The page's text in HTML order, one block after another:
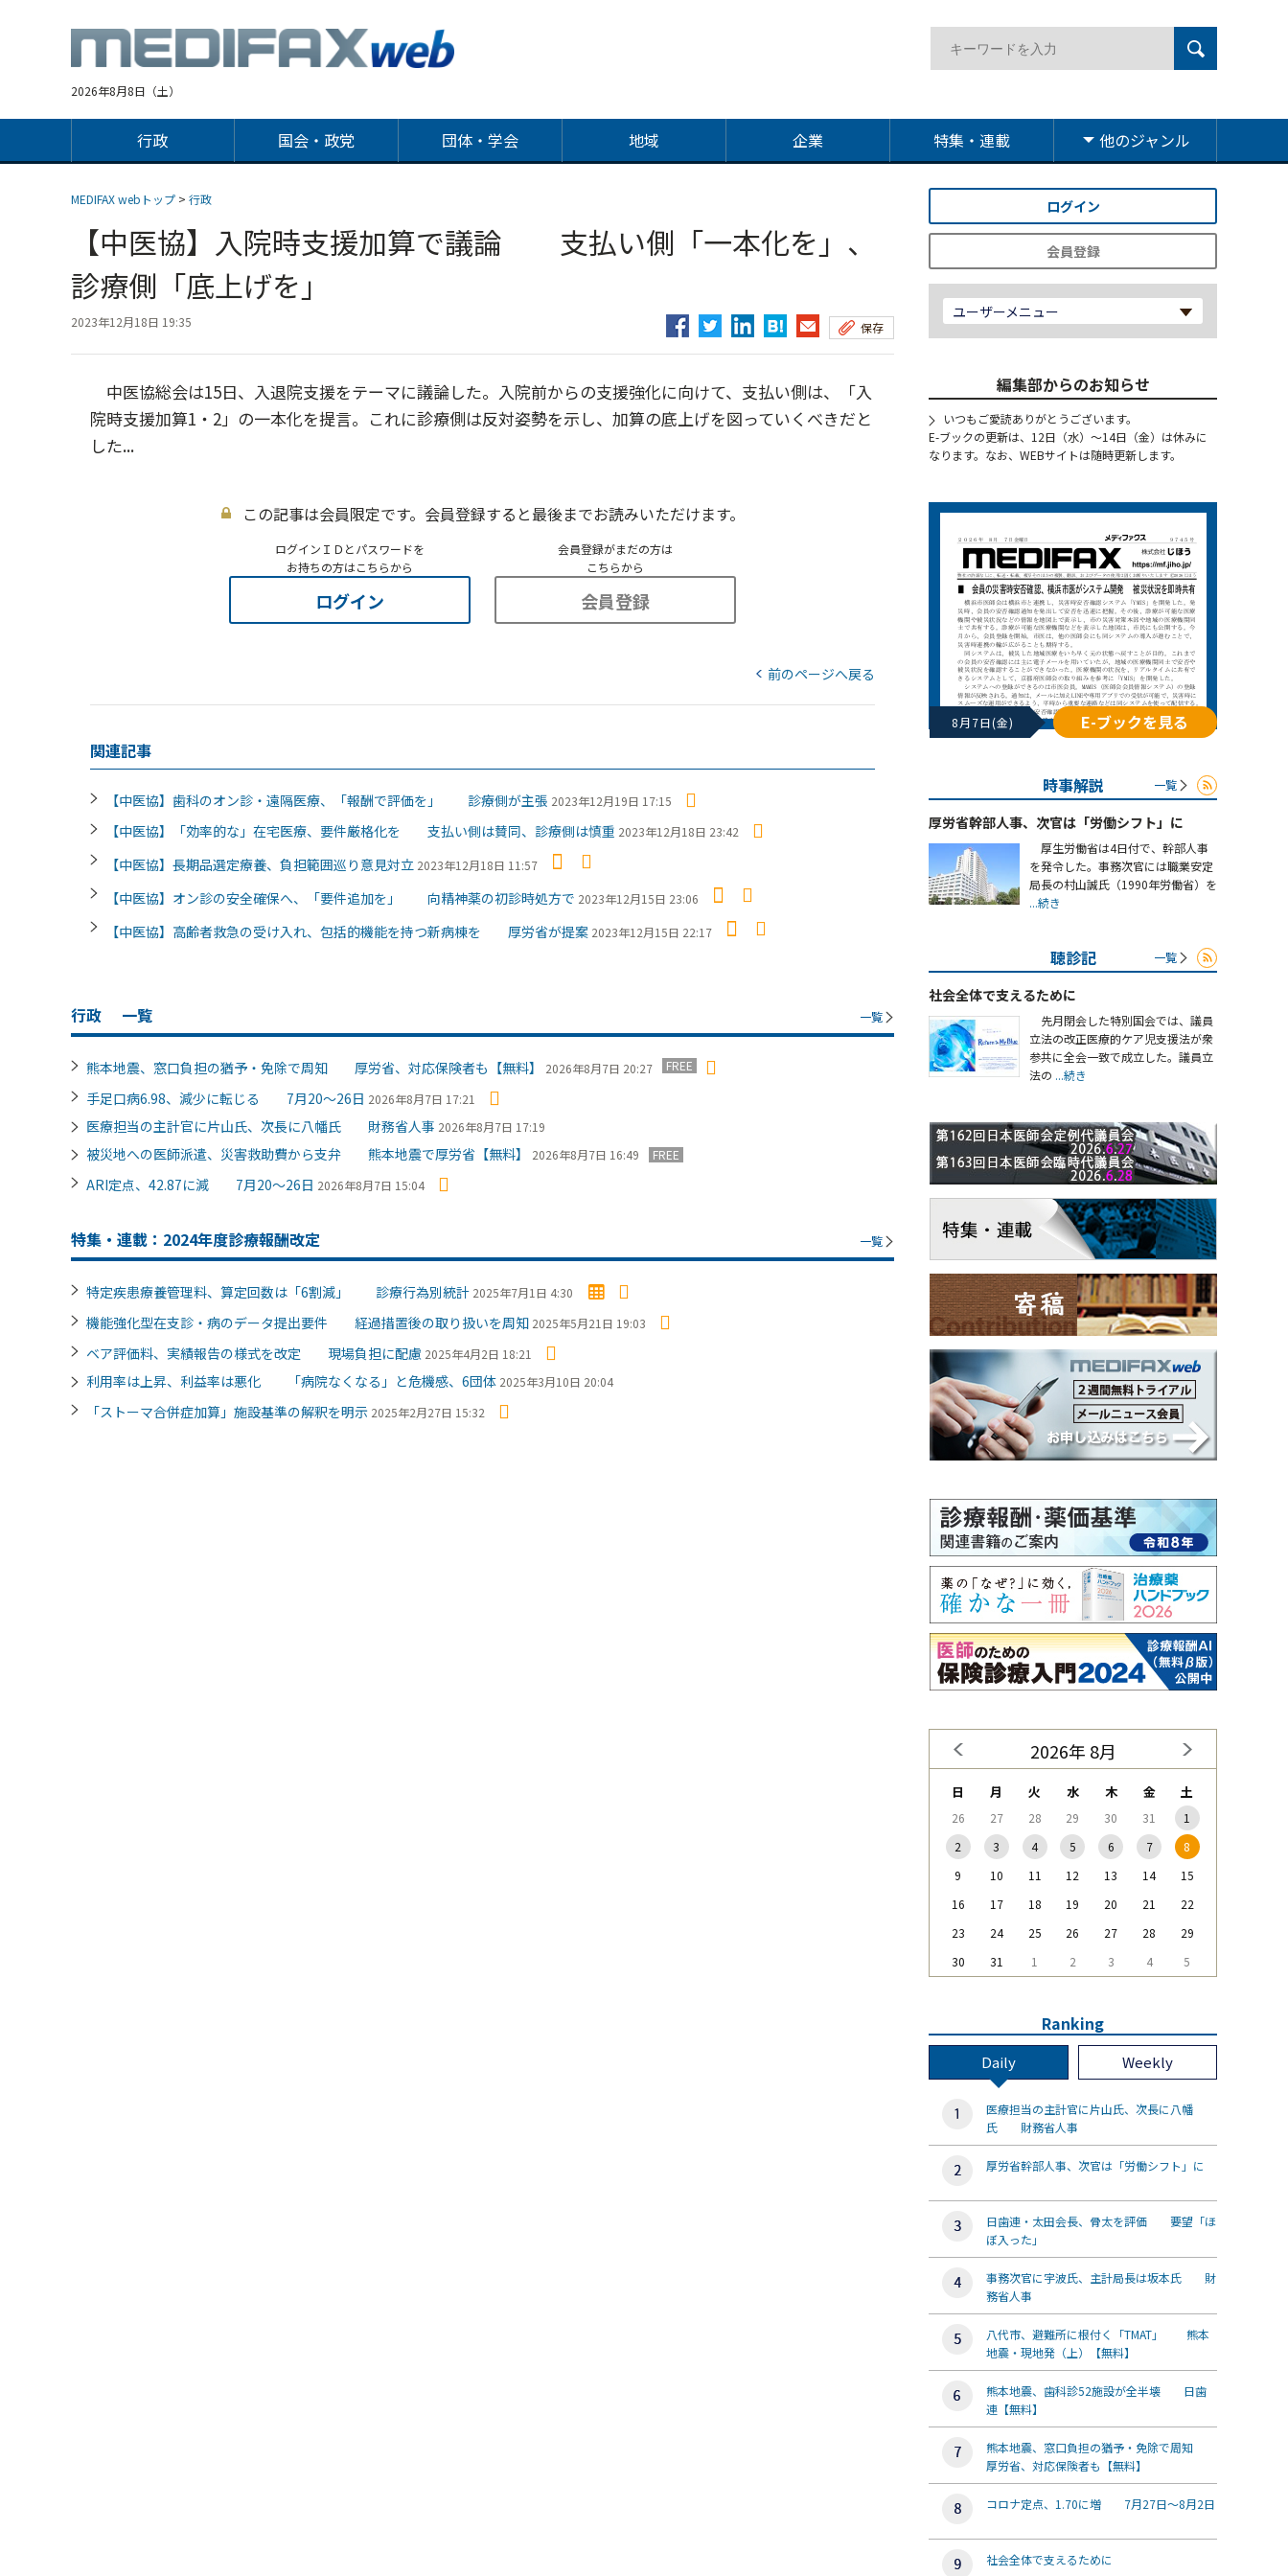
2026年8月8日（土）
行政 国会・政党 団体・学会 地域 企業 特集・連載 他のジャンル
MEDIFAX webトップ > 行政
【中医協】入院時支援加算で議論 支払い側「一本化を」、
診療側「底上げを」
2023年12月18日 19:35 保存
中医協総会は15日、入退院支援をテーマに議論した。入院前からの支援強化に向けて、支払い側は、「入
院時支援加算1・2」の一本化を提言。これに診療側は反対姿勢を示し、加算の底上げを図っていくべきだと
した...
この記事は会員限定です。会員登録すると最後までお読みいただけます。
ログインＩＤとパスワードを
お持ちの方はこちらから
ログイン
会員登録がまだの方は
こちらから
会員登録
前のページへ戻る
関連記事
【中医協】歯科のオン診・遠隔医療、「報酬で評価を」 診療側が主張 2023年12月19日 17:15
【中医協】「効率的な」在宅医療、要件厳格化を 支払い側は賛同、診療側は慎重 2023年12月18日 23:42
【中医協】長期品選定療養、負担範囲巡り意見対立 2023年12月18日 11:57
【中医協】オン診の安全確保へ、「要件追加を」 向精神薬の初診時処方で 2023年12月15日 23:06
【中医協】高齢者救急の受け入れ、包括的機能を持つ新病棟を 厚労省が提案 2023年12月15日 22:17
行政 一覧 一覧
熊本地震、窓口負担の猶予・免除で周知 厚労省、対応保険者も【無料】 2026年8月7日 20:27 FREE
手足口病6.98、減少に転じる 7月20～26日 2026年8月7日 17:21
医療担当の主計官に片山氏、次長に八幡氏 財務省人事 2026年8月7日 17:19
被災地への医師派遣、災害救助費から支弁 熊本地震で厚労省【無料】 2026年8月7日 16:49 FREE
ARI定点、42.87に減 7月20～26日 2026年8月7日 15:04
特集・連載：2024年度診療報酬改定 一覧
特定疾患療養管理料、算定回数は「6割減」 診療行為別統計 2025年7月1日 4:30
機能強化型在支診・病のデータ提出要件 経過措置後の取り扱いを周知 2025年5月21日 19:03
ベア評価料、実績報告の様式を改定 現場負担に配慮 2025年4月2日 18:21
利用率は上昇、利益率は悪化 「病院なくなる」と危機感、6団体 2025年3月10日 20:04
「ストーマ合併症加算」施設基準の解釈を明示 2025年2月27日 15:32
ログイン
会員登録
ユーザーメニュー
編集部からのお知らせ
いつもご愛読ありがとうございます。
E-ブックの更新は、12日（水）～14日（金）は休みに
なります。なお、WEBサイトは随時更新します。
8月7日(金) E-ブックを見る
時事解説 一覧
厚労省幹部人事、次官は「労働シフト」に
厚生労働省は4日付で、幹部人事
を発令した。事務次官には職業安定
局長の村山誠氏（1990年労働省）を
...続き
聴診記 一覧
社会全体で支えるために
先月閉会した特別国会では、議員
立法の改正医療的ケア児支援法が衆
参共に全会一致で成立した。議員立
法の ...続き
2026年 8月
日 月 火 水 木 金 土
26 27 28 29 30 31
1
2
3 4 5 6 7
8
9
10 11 12 13 14
15
16
17 18 19 20 21
22
23
24 25 26 27 28
29
30
31 1 2 3 4 5
Ranking
Daily Weekly
医療担当の主計官に片山氏、次長に八幡
氏 財務省人事
厚労省幹部人事、次官は「労働シフト」に
日歯連・太田会長、骨太を評価 要望「ほ
ぼ入った」
事務次官に宇波氏、主計局長は坂本氏 財
務省人事
八代市、避難所に根付く「TMAT」 熊本
地震・現地発（上）【無料】
熊本地震、歯科診52施設が全半壊 日歯
連【無料】
熊本地震、窓口負担の猶予・免除で周知
厚労省、対応保険者も【無料】
コロナ定点、1.70に増 7月27日～8月2日
社会全体で支えるために